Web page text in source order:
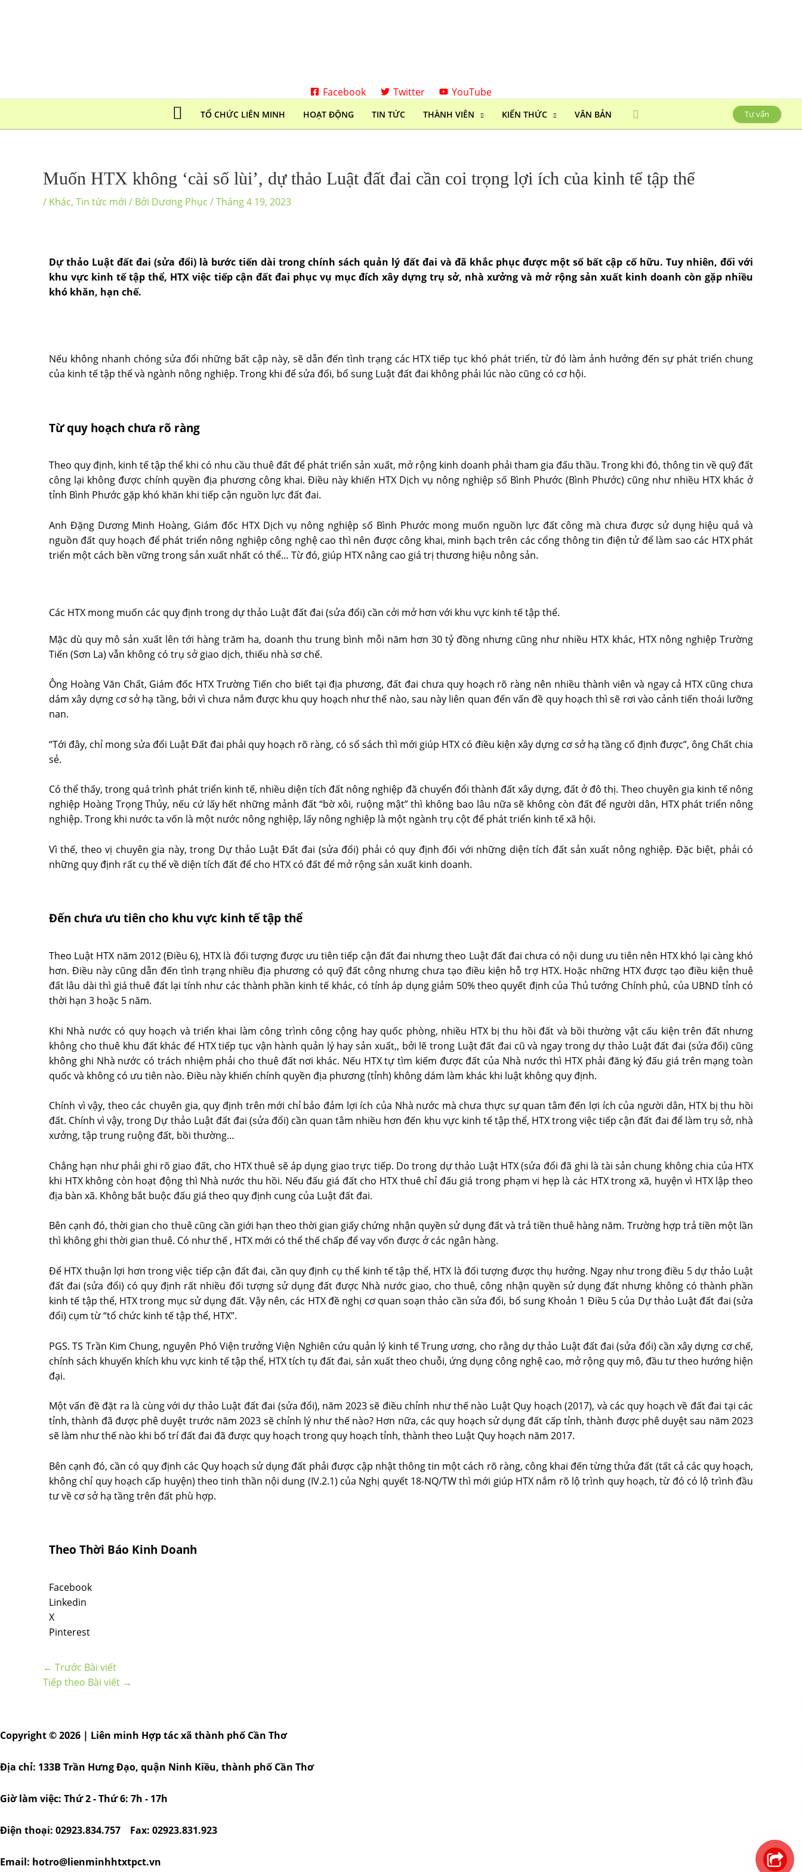
Facebook Twitter YouTube
TỔ CHỨC LIÊN MINH HOẠT ĐỘNG TIN TỨC THÀNH VIÊN KIẾN THỨC VĂN BẢN Tư vấn
Muốn HTX không ‘cài số lùi’, dự thảo Luật đất đai cần coi trọng lợi ích của kinh tế tập thể
/ Khác, Tin tức mới / Bởi Dương Phục /Tháng 4 19, 2023
Dự thảo Luật đất đai (sửa đổi) là bước tiến dài trong chính sách quản lý đất đai và đã khắc phục được một số bất cập cố hữu. Tuy nhiên, đối với
khu vực kinh tế tập thể, HTX việc tiếp cận đất đai phục vụ mục đích xây dựng trụ sở, nhà xưởng và mở rộng sản xuất kinh doanh còn gặp nhiều
khó khăn, hạn chế.
Nếu không nhanh chóng sửa đổi những bất cập này, sẽ dẫn đến tình trạng các HTX tiếp tục khó phát triển, từ đó làm ảnh hưởng đến sự phát triển chung
của kinh tế tập thể và ngành nông nghiệp. Trong khi để sửa đổi, bổ sung Luật đất đai không phải lúc nào cũng có cơ hội.
Từ quy hoạch chưa rõ ràng
Theo quy định, kinh tế tập thể khi có nhu cầu thuê đất để phát triển sản xuất, mở rộng kinh doanh phải tham gia đấu thầu. Trong khi đó, thông tin về quỹ đất
công lại không được chính quyền địa phương công khai. Điều này khiến HTX Dịch vụ nông nghiệp số Bình Phước (Bình Phước) cũng như nhiều HTX khác ở
tỉnh Bình Phước gặp khó khăn khi tiếp cận nguồn lực đất đai.
Anh Đặng Dương Minh Hoàng, Giám đốc HTX Dịch vụ nông nghiệp số Bình Phước mong muốn nguồn lực đất công mà chưa được sử dụng hiệu quả và
nguồn đất quy hoạch để phát triển nông nghiệp công nghệ cao thì nên được công khai, minh bạch trên các cổng thông tin điện tử để làm sao các HTX phát
triển một cách bền vững trong sản xuất nhất có thể… Từ đó, giúp HTX nâng cao giá trị thương hiệu nông sản.
Các HTX mong muốn các quy định trong dự thảo Luật đất đai (sửa đổi) cần cởi mở hơn với khu vực kinh tế tập thể.
Mặc dù quy mô sản xuất lên tới hàng trăm ha, doanh thu trung bình mỗi năm hơn 30 tỷ đồng nhưng cũng như nhiều HTX khác, HTX nông nghiệp Trường
Tiến (Sơn La) vẫn không có trụ sở giao dịch, thiếu nhà sơ chế.
Ông Hoàng Văn Chất, Giám đốc HTX Trường Tiến cho biết tại địa phương, đất đai chưa quy hoạch rõ ràng nên nhiều thành viên và ngay cả HTX cũng chưa
dám xây dựng cơ sở hạ tầng, bởi vì chưa nắm được khu quy hoạch như thế nào, sau này liên quan đến vấn đề quy hoạch thì sẽ rơi vào cảnh tiến thoái lưỡng
nan.
“Tới đây, chỉ mong sửa đổi Luật Đất đai phải quy hoạch rõ ràng, có sổ sách thì mới giúp HTX có điều kiện xây dựng cơ sở hạ tầng cố định được”, ông Chất chia
sẻ.
Có thể thấy, trong quá trình phát triển kinh tế, nhiều diện tích đất nông nghiệp đã chuyển đổi thành đất xây dựng, đất ở đô thị. Theo chuyên gia kinh tế nông
nghiệp Hoàng Trọng Thủy, nếu cứ lấy hết những mảnh đất “bờ xôi, ruộng mật” thì không bao lâu nữa sẽ không còn đất để người dân, HTX phát triển nông
nghiệp. Trong khi nước ta vốn là một nước nông nghiệp, lấy nông nghiệp là một ngành trụ cột để phát triển kinh tế xã hội.
Vì thế, theo vị chuyên gia này, trong Dự thảo Luật Đất đai (sửa đổi) phải có quy định đối với những diện tích đất sản xuất nông nghiệp. Đặc biệt, phải có
những quy định rất cụ thể về diện tích đất để cho HTX có đất để mở rộng sản xuất kinh doanh.
Đến chưa ưu tiên cho khu vực kinh tế tập thể
Theo Luật HTX năm 2012 (Điều 6), HTX là đối tượng được ưu tiên tiếp cận đất đai nhưng theo Luật đất đai chưa có nội dung ưu tiên nên HTX khó lại càng khó
hơn. Điều này cũng dẫn đến tình trạng nhiều địa phương có quỹ đất công nhưng chưa tạo điều kiện hỗ trợ HTX. Hoặc những HTX được tạo điều kiện thuê
đất lâu dài thì giá thuê đất lại tính như các thành phần kinh tế khác, có tính áp dụng giảm 50% theo quyết định của Thủ tướng Chính phủ, của UBND tỉnh có
thời hạn 3 hoặc 5 năm.
Khi Nhà nước có quy hoạch và triển khai làm công trình công cộng hay quốc phòng, nhiều HTX bị thu hồi đất và bồi thường vật cấu kiện trên đất nhưng
không cho thuê khu đất khác để HTX tiếp tục vận hành quản lý hay sản xuất,, bởi lẽ trong Luật đất đai cũ và ngay trong dự thảo Luật đất đai (sửa đổi) cũng
không ghi Nhà nước có trách nhiệm phải cho thuê đất nơi khác. Nếu HTX tự tìm kiếm được đất của Nhà nước thì HTX phải đăng ký đấu giá trên mạng toàn
quốc và không có ưu tiên nào. Điều này khiến chính quyền địa phương (tỉnh) không dám làm khác khi luật không quy định.
Chính vì vậy, theo các chuyên gia, quy định trên mới chỉ bảo đảm lợi ích của Nhà nước mà chưa thực sự quan tâm đến lợi ích của người dân, HTX bị thu hồi
đất. Chính vì vậy, trong Dự thảo Luật đất đai (sửa đổi) cần quan tâm nhiều hơn đến khu vực kinh tế tập thể, HTX trong việc tiếp cận đất đai để làm trụ sở, nhà
xưởng, tập trung ruộng đất, bồi thường…
Chẳng hạn như phải ghi rõ giao đất, cho HTX thuê sẽ áp dụng giao trực tiếp. Do trong dự thảo Luật HTX (sửa đổi đã ghi là tài sản chung không chia của HTX
khi HTX không còn hoạt động thì Nhà nước thu hồi. Nếu đấu giá đất cho HTX thuê chỉ đấu giá trong phạm vi hẹp là các HTX trong xã, huyện vì HTX lập theo
địa bàn xã. Không bắt buộc đấu giá theo quy định cung của Luật đất đai.
Bên cạnh đó, thời gian cho thuê cũng cần giới hạn theo thời gian giấy chứng nhận quyền sử dụng đất và trả tiền thuê hàng năm. Trường hợp trả tiền một lần
thì không ghi thời gian thuê. Có như thế , HTX mới có thể thế chấp để vay vốn được ở các ngân hàng.
Để HTX thuận lợi hơn trong việc tiếp cận đất đai, cần quy định cụ thể kinh tế tập thể, HTX là đối tượng được thụ hưởng. Ngay như trong điều 5 dự thảo Luật
đất đai (sửa đổi) có quy định rất nhiều đối tượng sử dụng đất được Nhà nước giao, cho thuê, công nhận quyền sử dụng đất nhưng không có thành phần
kinh tế tập thể, HTX trong mục sử dụng đất. Vậy nên, các HTX đề nghị cơ quan soạn thảo cần sửa đổi, bổ sung Khoản 1 Điều 5 của Dự thảo Luật đất đai (sửa
đổi) cụm từ “tổ chức kinh tế tập thể, HTX”.
PGS. TS Trần Kim Chung, nguyên Phó Viện trưởng Viện Nghiên cứu quản lý kinh tế Trung ương, cho rằng dự thảo Luật đất đai (sửa đổi) cần xây dựng cơ chế,
chính sách khuyến khích khu vực kinh tế tập thể, HTX tích tụ đất đai, sản xuất theo chuỗi, ứng dụng công nghệ cao, mở rộng quy mô, đầu tư theo hướng hiện
đại.
Một vấn đề đặt ra là cùng với dự thảo Luật đất đai (sửa đổi), năm 2023 sẽ điều chỉnh như thế nào Luật Quy hoạch (2017), và các quy hoạch về đất đai tại các
tỉnh, thành đã được phê duyệt trước năm 2023 sẽ chỉnh lý như thế nào? Hơn nữa, các quy hoạch sử dụng đất cấp tỉnh, thành được phê duyệt sau năm 2023
sẽ làm như thế nào khi bố trí đất đai đã được quy hoạch trong quy hoạch tỉnh, thành theo Luật Quy hoạch năm 2017.
Bên cạnh đó, cần có quy định các Quy hoạch sử dụng đất phải được cập nhật thông tin một cách rõ ràng, công khai đến từng thửa đất (tất cả các quy hoạch,
không chỉ quy hoạch cấp huyện) theo tinh thần nội dung (IV.2.1) của Nghị quyết 18-NQ/TW thì mới giúp HTX nắm rõ lộ trình quy hoạch, từ đó có lộ trình đầu
tư về cơ sở hạ tầng trên đất phù hợp.
Theo Thời Báo Kinh Doanh
Facebook
Linkedin
X
Pinterest
← Trước Bài viết
Tiếp theo Bài viết →
Copyright © 2026 | Liên minh Hợp tác xã thành phố Cần Thơ
Địa chỉ: 133B Trần Hưng Đạo, quận Ninh Kiều, thành phố Cần Thơ
Giờ làm việc: Thứ 2 - Thứ 6: 7h - 17h
Điện thoại: 02923.834.757 Fax: 02923.831.923
Email: hotro@lienminhhtxtpct.vn